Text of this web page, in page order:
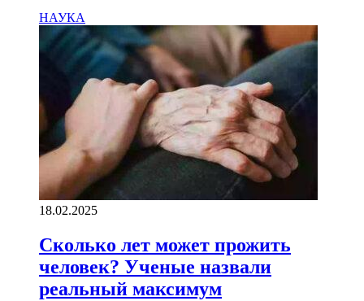
НАУКА
18.02.2025
Сколько лет может прожить
человек? Ученые назвали
реальный максимум